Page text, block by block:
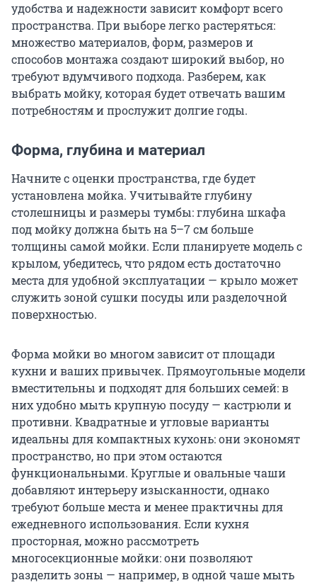
удобства и надежности зависит комфорт всего
пространства. При выборе легко растеряться:
множество материалов, форм, размеров и
способов монтажа создают широкий выбор, но
требуют вдумчивого подхода. Разберем, как
выбрать мойку, которая будет отвечать вашим
потребностям и прослужит долгие годы.
Форма, глубина и материал
Начните с оценки пространства, где будет
установлена мойка. Учитывайте глубину
столешницы и размеры тумбы: глубина шкафа
под мойку должна быть на 5–7 см больше
толщины самой мойки. Если планируете модель с
крылом, убедитесь, что рядом есть достаточно
места для удобной эксплуатации — крыло может
служить зоной сушки посуды или разделочной
поверхностью.
Форма мойки во многом зависит от площади
кухни и ваших привычек. Прямоугольные модели
вместительны и подходят для больших семей: в
них удобно мыть крупную посуду — кастрюли и
противни. Квадратные и угловые варианты
идеальны для компактных кухонь: они экономят
пространство, но при этом остаются
функциональными. Круглые и овальные чаши
добавляют интерьеру изысканности, однако
требуют больше места и менее практичны для
ежедневного использования. Если кухня
просторная, можно рассмотреть
многосекционные мойки: они позволяют
разделить зоны — например, в одной чаше мыть